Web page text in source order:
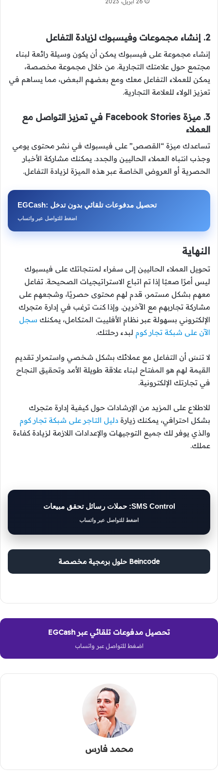
2. إنشاء مجموعات وفيسبوك لزيادة التفاعل
إنشاء مجموعة على فيسبوك يمكن أن يكون وسيلة رائعة لبناء
مجتمع حول علامتك التجارية. من خلال مجموعة مخصصة،
يمكن للعملاء التفاعل معك ومع بعضهم البعض، مما يساهم في
تعزيز الولاء للعلامة التجارية.
3. ميزة Facebook Stories في تعزيز التواصل مع
العملاء
تساعدك ميزة “القصص” على فيسبوك في نشر محتوى يومي
وجذب انتباه العملاء الحاليين والجدد. يمكنك مشاركة الأخبار
الحصرية أو العروض الخاصة عبر هذه الميزة لزيادة التفاعل.
EGCash: تحصيل مدفوعات تلقائي بدون تدخل
اضغط للتواصل عبر واتساب
النهاية
تحويل العملاء الحاليين إلى سفراء لمنتجاتك على فيسبوك
ليس أمرًا صعبًا إذا تم اتباع الاستراتيجيات الصحيحة. تفاعل
معهم بشكل مستمر، قدم لهم محتوى حصريًا، وشجعهم على
مشاركة تجاربهم مع الآخرين. وإذا كنت ترغب في إدارة متجرك
الإلكتروني بسهولة عبر نظام الأفلييت المتكامل، يمكنك سجل
الآن على شبكة تجار كوم لبدء رحلتك.
لا تنسَ أن التفاعل مع عملائك بشكل شخصي واستمرار تقديم
القيمة لهم هو المفتاح لبناء علاقة طويلة الأمد وتحقيق النجاح
في تجارتك الإلكترونية.
للاطلاع على المزيد من الإرشادات حول كيفية إدارة متجرك
بشكل احترافي، يمكنك زيارة دليل التاجر على شبكة تجار كوم
والذي يوفر لك جميع التوجيهات والإعدادات اللازمة لزيادة كفاءة
عملك.
SMS Control: حملات رسائل تحقق مبيعات
اضغط للتواصل عبر واتساب
Beincode حلول برمجية مخصصة
تحصيل مدفوعات تلقائي عبر EGCash
اضغط للتواصل عبر واتساب
محمد فارس